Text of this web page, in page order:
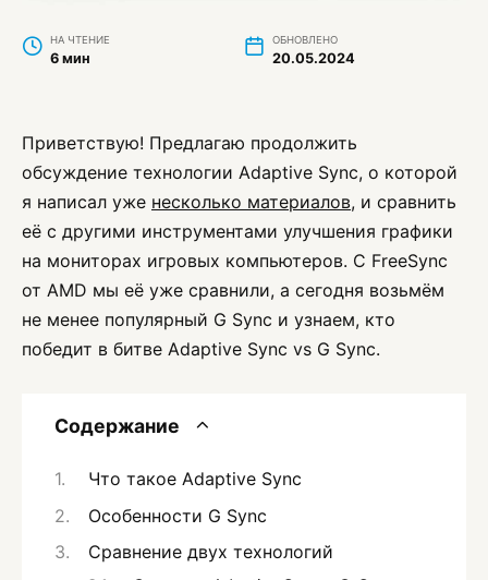
НА ЧТЕНИЕ
6 мин
ОБНОВЛЕНО
20.05.2024
Приветствую! Предлагаю продолжить
обсуждение технологии Adaptive Sync, о которой
я написал уже несколько материалов, и сравнить
её с другими инструментами улучшения графики
на мониторах игровых компьютеров. С FreeSync
от AMD мы её уже сравнили, а сегодня возьмём
не менее популярный G Sync и узнаем, кто
победит в битве Adaptive Sync vs G Sync.
Содержание
Что такое Adaptive Sync
Особенности G Sync
Сравнение двух технологий